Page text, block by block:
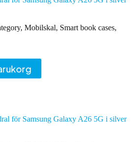
, Mobilskal, Smart book cases,
för Samsung Galaxy A26 5G i silver